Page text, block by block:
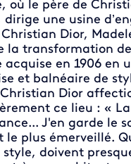
où le père de
dirige une usine
Dior,
la transformation
acquise en 1906 en
et balnéaire de
Christian Dior
ce lieu : «
J'en garde le
le plus émerveillé.
style, doivent